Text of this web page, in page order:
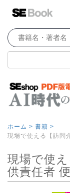
ホーム > 書籍 >
現場で使える【訪問
現場で使
供責任者